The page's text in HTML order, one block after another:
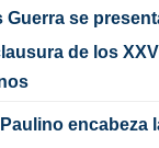
Guerra se
de los
encabeza